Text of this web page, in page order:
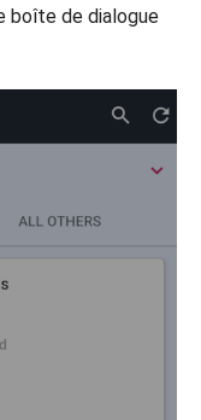
boîte de dialogue